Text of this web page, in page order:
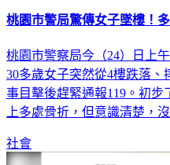
桃園市警局驚傳女子墜樓！
桃園市警察局今（24）日上
30多歲女子突然從4樓跌落、
事目擊後趕緊通報119。初
上多處骨折，但意識清楚，
社會